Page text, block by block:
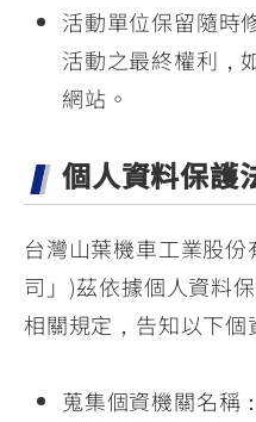
活動單位保留隨時
活動之最終權利，
網站。
個人資料保護
台灣山葉機車工業股
司」)茲依據個人資料
相關規定，告知以下個
蒐集個資機關名稱